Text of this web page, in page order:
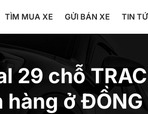
TÌM MUA XE GỬI BÁN XE TIN
29 chỗ
hàng ở ĐỒNG